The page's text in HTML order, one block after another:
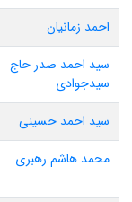
احمد زمانیان
سید احمد صدر حاج
سیدجوادی
سید احمد حسینی
محمد هاشم رهبری